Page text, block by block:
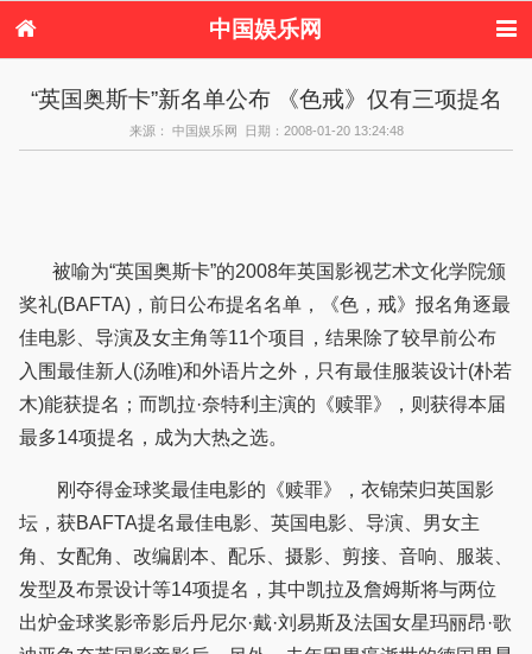
中国娱乐网
港台娱乐
日本娱乐 韩国娱乐
欧美娱乐
音乐新闻 影视新闻
内地明星八卦
“英国奥斯卡”新名单公布 《色戒》仅有三项提名
来源： 中国娱乐网 日期：2008-01-20 13:24:48
被喻为“英国奥斯卡”的2008年英国影视艺术文化学院颁
奖礼(BAFTA)，前日公布提名名单，《色，戒》报名角逐最
佳电影、导演及女主角等11个项目，结果除了较早前公布
入围最佳新人(汤唯)和外语片之外，只有最佳服装设计(朴若
木)能获提名；而凯拉·奈特利主演的《赎罪》，则获得本届
最多14项提名，成为大热之选。
刚夺得金球奖最佳电影的《赎罪》，衣锦荣归英国影
坛，获BAFTA提名最佳电影、英国电影、导演、男女主
角、女配角、改编剧本、配乐、摄影、剪接、音响、服装、
发型及布景设计等14项提名，其中凯拉及詹姆斯将与两位
出炉金球奖影帝影后丹尼尔·戴·刘易斯及法国女星玛丽昂·歌